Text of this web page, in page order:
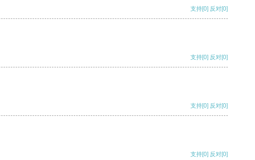
支持[0] 反对[0]
支持[0] 反对[0]
支持[0] 反对[0]
支持[0] 反对[0]